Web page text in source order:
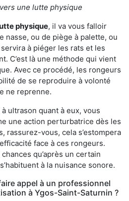
une lutte physique
physique, il va vous falloir
nasse, ou de piège à palette, ou
à piéger les rats et les
C’est là une méthode qui vient
Avec ce procédé, les rongeurs
de se reproduire à volonté
ne reprenne.
à ultrason quant à eux, vous
une action perturbatrice dès les
rassurez-vous, cela s’estompera
face à ces rongeurs.
qu’après un certain
à la nuisance sonore.
appel à un professionnel
à Ygos-Saint-Saturnin ?